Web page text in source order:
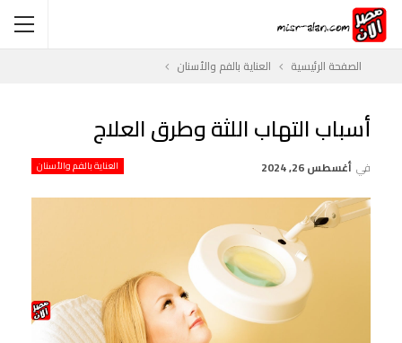
الصفحة الرئيسية العناية بالفم والأسنان
أسباب التهاب اللثة وطرق العلاج
العناية بالفم والأسنان في أغسطس 26, 2024